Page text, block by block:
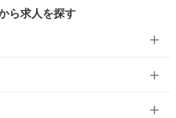
ら求人を探す